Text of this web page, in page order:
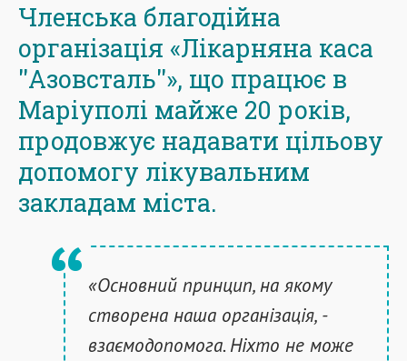
Членська благодійна
організація «Лікарняна каса
''Азовсталь''», що працює в
Маріуполі майже 20 років,
продовжує надавати цільову
допомогу лікувальним
закладам міста.
«Основний принцип, на якому
створена наша організація, -
взаємодопомога. Ніхто не може